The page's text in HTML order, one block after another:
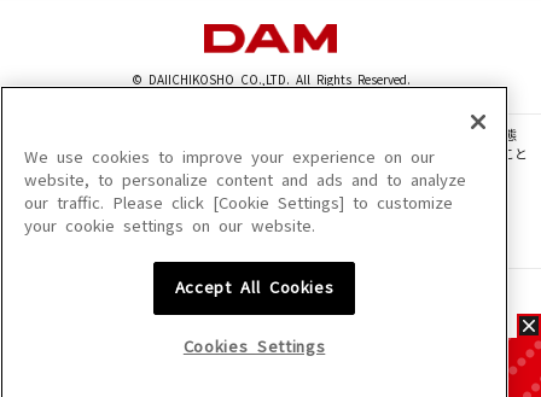
© DAIICHIKOSHO CO.,LTD. All Rights Reserved.
このサイトに掲載されている一切の文章・画像・写真・動画・音声等を、手段や形態
を問わず、著作権法の定める範囲を超えて無断で複製、転載、ファイル化などすること
を禁じます。
楽曲及びコンテンツは、機種によりご利用いただけない場合があります。
楽曲及びコンテンツの配信日、配信内容が変更になる場合があります。
We use cookies to improve your experience on our
website, to personalize content and ads and to analyze
our traffic. Please click [Cookie Settings] to customize
your cookie settings on our website.
Accept All Cookies
Cookies Settings